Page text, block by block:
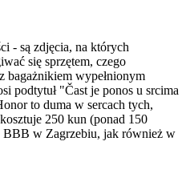
- są zdjęcia, na których
się sprzętem, czego
bagażnikiem wypełnionym
podtytuł "Čast je ponos u srcima
to duma w sercach tych,
250 kun (ponad 150
BBB w Zagrzebiu, jak również w